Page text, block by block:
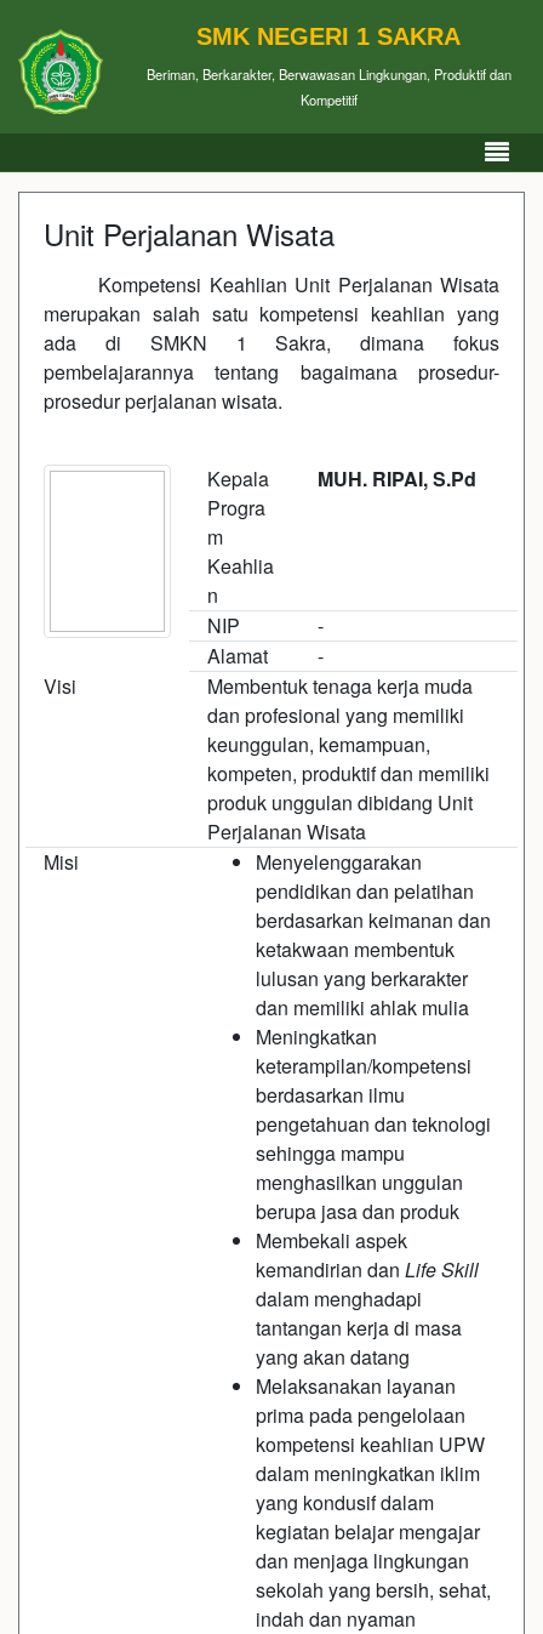
SMK NEGERI 1 SAKRA
Beriman, Berkarakter, Berwawasan Lingkungan, Produktif dan
Kompetitif
Unit Perjalanan Wisata
Kompetensi Keahlian Unit Perjalanan Wisata
merupakan salah satu kompetensi keahlian yang
ada di SMKN 1 Sakra, dimana fokus
pembelajarannya tentang bagaimana prosedur-
prosedur perjalanan wisata.
Kepala
Progra
m
Keahlia
n
MUH. RIPAI, S.Pd
NIP
-
Alamat
-
Visi
Membentuk tenaga kerja muda
dan profesional yang memiliki
keunggulan, kemampuan,
kompeten, produktif dan memiliki
produk unggulan dibidang Unit
Perjalanan Wisata
Misi
Menyelenggarakan
pendidikan dan pelatihan
berdasarkan keimanan dan
ketakwaan membentuk
lulusan yang berkarakter
dan memiliki ahlak mulia
Meningkatkan
keterampilan/kompetensi
berdasarkan ilmu
pengetahuan dan teknologi
sehingga mampu
menghasilkan unggulan
berupa jasa dan produk
Membekali aspek
kemandirian danLife Skill
dalam menghadapi
tantangan kerja di masa
yang akan datang
Melaksanakan layanan
prima pada pengelolaan
kompetensi keahlian UPW
dalam meningkatkan iklim
yang kondusif dalam
kegiatan belajar mengajar
dan menjaga lingkungan
sekolah yang bersih, sehat,
indah dan nyaman